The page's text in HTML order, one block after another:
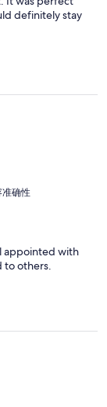
definitely stay
确性
appointed with
to others.